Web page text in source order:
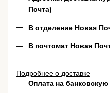
Почта)
В отделение Новая
В почтомат Новая
Подробнее о доставке
Оплата на банковскую